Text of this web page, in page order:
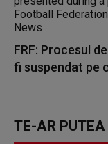
FRF: Procesul
fi suspendat pe
TE-AR